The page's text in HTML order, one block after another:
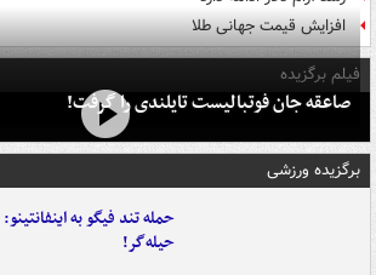
افزایش قیمت جهانی طلا
فیلم برگزیده
صاعقه جان فوتبالیست تایلندی را گرفت!
برگزیده ورزشی
حمله تند فیگو به
حیله‌گر!